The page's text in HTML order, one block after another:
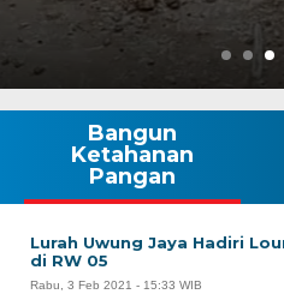
Bangun
Ketahanan
Pangan
Lurah Uwung Jaya Hadiri
di RW 05
Rabu, 3 Feb 2021 - 15:33 WIB